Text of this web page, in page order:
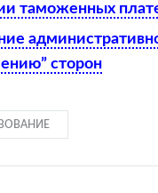
таможенных
сторон